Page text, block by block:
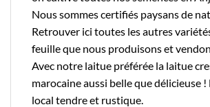
Nous sommes certifiés paysans de
Retrouver ici toutes les autres
feuille que nous produisons et
Avec notre laitue préférée la laitue
marocaineaussi belle que délicieuse !
local tendre et rustique.